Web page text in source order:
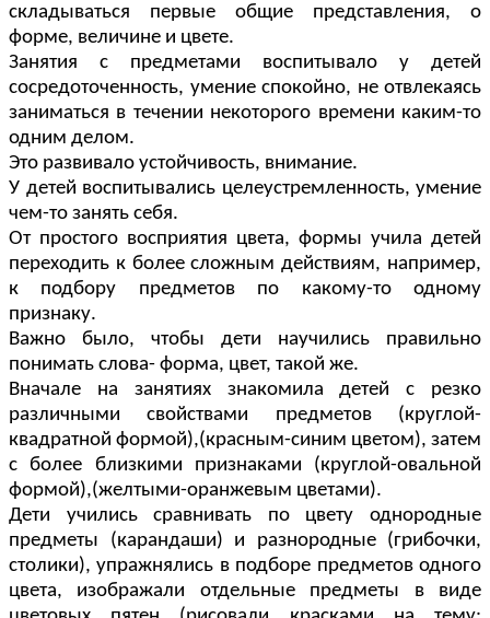
складываться первые общие представления, о
форме, величине и цвете.
Занятия с предметами воспитывало у детей
сосредоточенность, умение спокойно, не отвлекаясь
заниматься в течении некоторого времени каким-то
одним делом.
Это развивало устойчивость, внимание.
У детей воспитывались целеустремленность, умение
чем-то занять себя.
От простого восприятия цвета, формы учила детей
переходить к более сложным действиям, например,
к подбору предметов по какому-то одному
признаку.
Важно было, чтобы дети научились правильно
понимать слова- форма, цвет, такой же.
Вначале на занятиях знакомила детей с резко
различными свойствами предметов (круглой-
квадратной формой),(красным-синим цветом), затем
с более близкими признаками (круглой-овальной
формой),(желтыми-оранжевым цветами).
Дети учились сравнивать по цвету однородные
предметы (карандаши) и разнородные (грибочки,
столики), упражнялись в подборе предметов одного
цвета, изображали отдельные предметы в виде